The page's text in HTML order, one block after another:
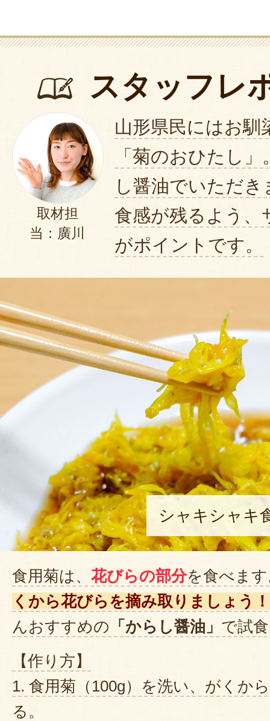
スタッフレ
取材担
当：廣川
山形県民にはお馴
「菊のおひたし
し醤油でいただ
食感が残るよう、
がポイントです。
シャキシャキ
食用菊は、 花びらの部分を食べま
くから花びらを摘み取りましょう！
んおすすめの 「からし醤油」 で試
【作り方】
1. 食用菊（100g）を洗い、がくか
る。